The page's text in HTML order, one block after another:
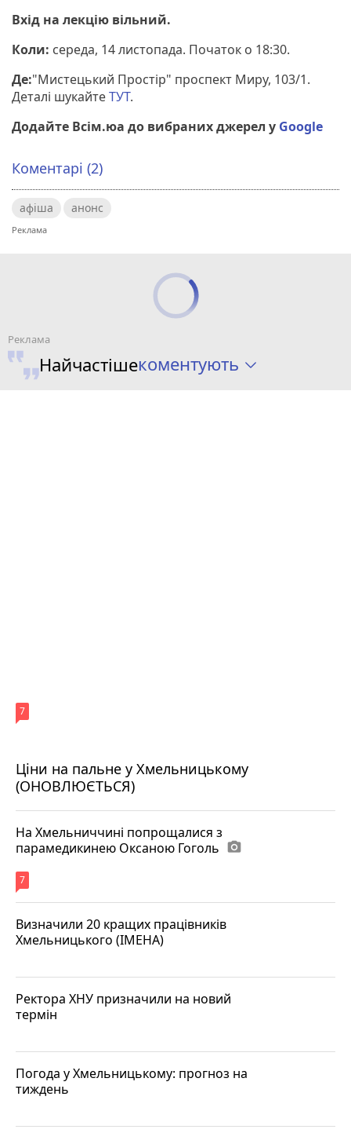
Вхід на лекцію вільний.
Коли: середа, 14 листопада. Початок о 18:30.
Де:"Мистецький Простір" проспект Миру, 103/1.
Деталі шукайтеТУТ.
Додайте Всім.юа до вибраних джерел у Google
Коментарі (2)
афіша анонс
Найчастішекоментують
Ціни на пальне у Хмельницькому
(ОНОВЛЮЄТЬСЯ)
7
На Хмельниччині попрощалися з
парамедикинею Оксаною Гоголь photo_camera
7
Визначили 20 кращих працівників
Хмельницького (ІМЕНА)
Ректора ХНУ призначили на новий
термін
Погода у Хмельницькому: прогноз на
тиждень